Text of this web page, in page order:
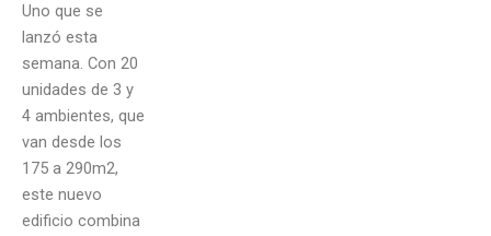
Uno que se
lanzó esta
semana. Con 20
unidades de 3 y
4 ambientes, que
van desde los
175 a 290m2,
este nuevo
edificio combina